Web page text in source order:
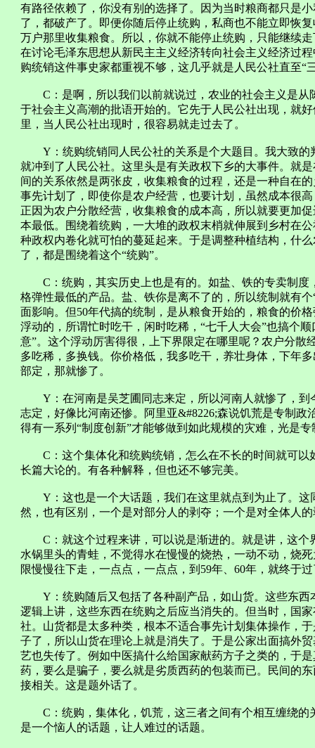
有路径依赖了，你没有别的选择了。因为当时粮商都只是
了，都破产了。即便你随后停止统购，私商也不能立即恢
万户那里收集粮食。所以，你就不能停止统购，只能继续
在讨论毛泽东思想从新民主主义经济转向社会主义经济过
购统销这件事史家都重视不够，这几乎就是人民公社直至“
C：是啊，所以我们以前就说过，农业的社会主义是从
于社会主义高潮的批语开始的。它先于人民公社出现，就
里，当人民公社出现时，很容易就走过去了。
Y：统购统销同人民公社的关系是个大题目。我大致的
就冲到了人民公社。这里头是有关政权下乡的大事件。就
间的关系依然是两张皮，收集粮食的过程，还是一种自在
事先计划了，即使你是农户经营，也要计划，虽然成本很
正因为农户分散经营，收集粮食的成本高，所以就要更加
本最低。围绕着统购，一大堆的政权末梢就伸展到乡村在
种政权内卷化就可怕的蔓延起来。于是调整种植结构，什
了，都是围绕着这个“统购”。
C：统购，其实历史上也是有的。如盐、铁的专卖制度
格弹性最低的产品。盐、铁你是离不了的，所以统制就有
面影响。但50年代搞的统制，是从粮食开始的，粮食的价
浮动的，所谓忙时吃干，闲时吃稀，“七千人大会”也搞个
意”。这个浮动厉害得很，上下界限定在哪里呢？农户分散
多吃稀，多换钱。你价格低，我多吃干，养壮身体，下年
部定，那就惨了。
Y：在河南是吴芝圃同志来定，所以河南人就惨了，到
志定，好像比河南还惨。阿里亚&#8226;森说饥荒是专制
得有一系列“制度创新”才能够做到如此规模的灾难，光是
C：这个集体化和统购统销，怎么在不长的时间就可以
长篇大论的。有各种解释，但也还不够完美。
Y：这也是一个大话题，我们在这里就点到为止了。这
然，也有区别，一个是对部分人的剥夺；一个是对全体人
C：就这个过程来讲，可以说是渐进的。就是讲，这个
水锅里头的青蛙，不觉得水在慢慢的烧热，一动不动，烧
限慢慢往下走，一点点，一点点，到59年、60年，就终于
Y：统购随后又包括了各种副产品，如山货。这些东西
逻辑上讲，这些东西在统购之后应当消失的。但当时，国
社。山货都是太多种类，根本不适合事先计划集体操作，
子了，所以山货在理论上就是消失了。于是公家出面搞外
艺也失传了。例如中医搞什么给国家献药方子之类的，于
药，要么是骗子，要么就是劣质西药的包装而已。民间的
接相关。这是题外话了。
C：统购，集体化，饥荒，这三者之间有个相互缠绕的
是一个恼人的话题，让人难过的话题。